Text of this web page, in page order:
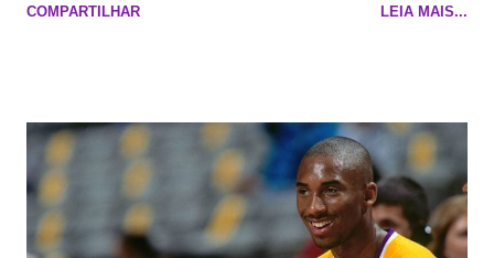
cara de decrépito, mas que aparentemente ainda é jovem.
vezes a gente esquece mesmo. Então, como diria o Marcelo
Tas no Telecurso 2000 , É HORA DA REVISÃO! Ah, e quase
todos esses nomes foram linkados ao Lakers. Se de fato há o
interesse, não importa, o nosso compromisso é sempre com a
COMPARTILHAR LEIA MAIS...